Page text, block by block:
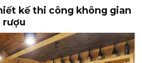
kế thi công không gian
rượu